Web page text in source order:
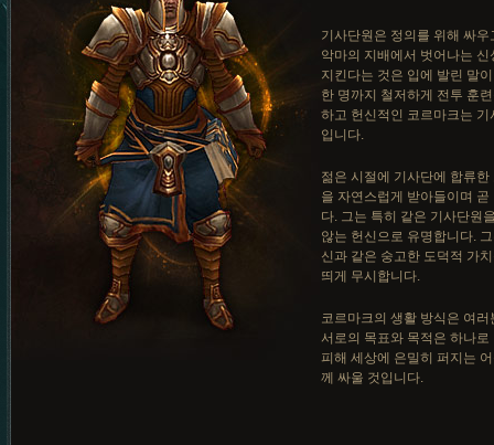
기사단원은 정의를 위해 싸
악마의 지배에서 벗어나는
지킨다는 것은 입에 발린 말
한 명까지 철저하게 전투 훈
하고 헌신적인 코르마크는
입니다.
젊은 시절에 기사단에 합류
을 자연스럽게 받아들이며
다. 그는 특히 같은 기사단원
않는 헌신으로 유명합니다.
신과 같은 숭고한 도덕적 가
띄게 무시합니다.
코르마크의 생활 방식은 여
서로의 목표와 목적은 하나
피해 세상에 은밀히 퍼지는
께 싸울 것입니다.